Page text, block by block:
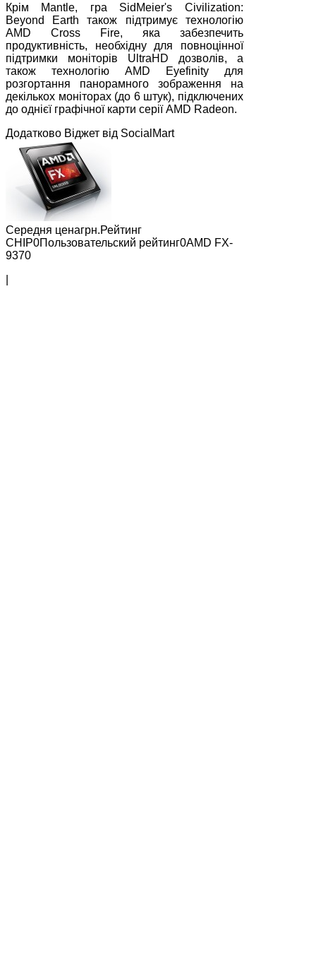
Крім Mantle, гра SidMeier's Civilization:
Beyond Earth також підтримує технологію
AMD Cross Fire, яка забезпечить
продуктивність, необхідну для повноцінної
підтримки моніторів UltraHD дозволів, а
також технологію AMD Eyefinity для
розгортання панорамного зображення на
декількох моніторах (до 6 штук), підключених
до однієї графічної карти серії AMD Radeon.
Додатково Віджет від SocialMart
Середня ценагрн.Рейтинг
СНІР0Пользовательский рейтинг0AMD FX-
9370